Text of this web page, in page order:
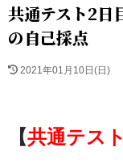
共通テスト2日
の自己採点
2021年01月10日(日)
【共通テスト